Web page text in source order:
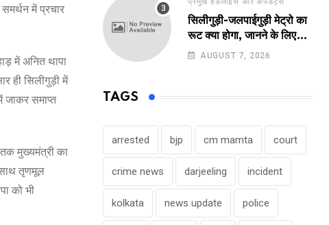
में प्रचार
में अनित थापा
ही सिलीगुड़ी में
जाकर समाप्त
तक मुख्यमंत्री का
साथ तृणमूल
को भी
सिलीगुड़ी-जलपाईगुड़ी मेट्रो का
रूट क्या होगा, जानने के लिए
उत्सुक हो रहे हैं?
AUGUST 7, 2026
TAGS
arrested bjp cm mamta court
crime news darjeeling incident
kolkata news update police